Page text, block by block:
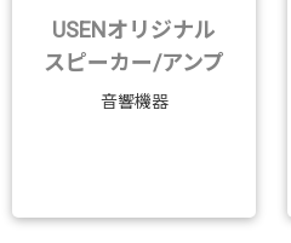
USENオリジナル
スピーカー/アンプ
音響機器